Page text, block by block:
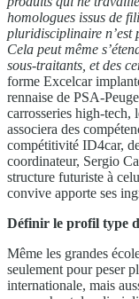
homologues issus de
pluridisciplinaire n’est
Cela peut même
sous-traitants, et des
forme Excelcar
rennaise de PSA-
carrosseries high-tech,
associera des
compétitivité ID4car,
coordinateur, Sergio
structure futuriste à
convive apporte ses
Définir le profil type
Même les grandes
seulement pour peser
internationale, mais